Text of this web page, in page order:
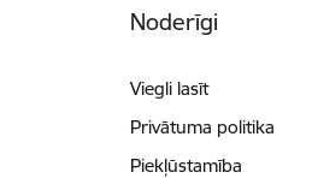
Noderīgi
Viegli lasīt
Privātuma politika
Piekļūstamība